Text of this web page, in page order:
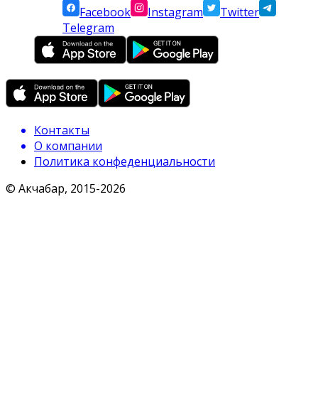
Facebook
Instagram
Twitter
Telegram
Контакты
О компании
Политика конфеденциальности
© Акчабар, 2015-2026